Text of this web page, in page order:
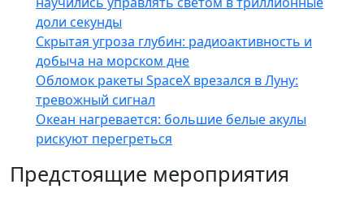
доли секунды
Скрытая угроза глубин: радиоактивность и
добыча на морском дне
Обломок ракеты SpaceX врезался в Луну:
тревожный сигнал
Океан нагревается: большие белые акулы
рискуют перегреться
Предстоящие мероприятия